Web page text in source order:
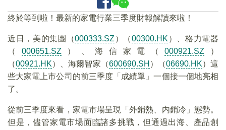
終於等到啦！最新的家電行業三季度財報解讀來啦！
近日，美的集團（000333.SZ ）（00300.HK ）、格力電器
（ 000651.SZ ）、海信家電（000921.SZ ）
（00921.HK）、海爾智家（600690.SH ）（06690.HK）這
些大家電上市公司的前三季度「成績單」一個接一個地亮相
了。
從前三季度來看，家電市場呈現「外銷熱、内銷冷」態勢。
但是，儘管家電市場面臨諸多挑戰，但通過出海、產品創